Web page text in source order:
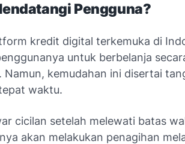
Pengguna?
kredit digital terkemuka di
untuk berbelanja
kemudahan ini disertai
waktu.
cicilan setelah melewati batas
akan melakukan penagihan